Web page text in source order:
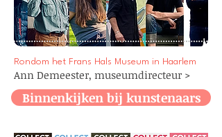
Rondom het Frans Hals Museum in Haarlem
Ann Demeester, museumdirecteur >
Binnenkijken bij kunstenaars